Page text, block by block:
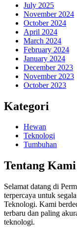
July 2025
November 2024
October 2024
April 2024
March 2024
February 2024
January 2024
December 2023
November 2023
October 2023
Kategori
Hewan
Teknologi
Tumbuhan
Tentang Kami
Selamat datang di
terpercaya untuk
Teknologi. Kami
terbaru dan paling
teknologi.